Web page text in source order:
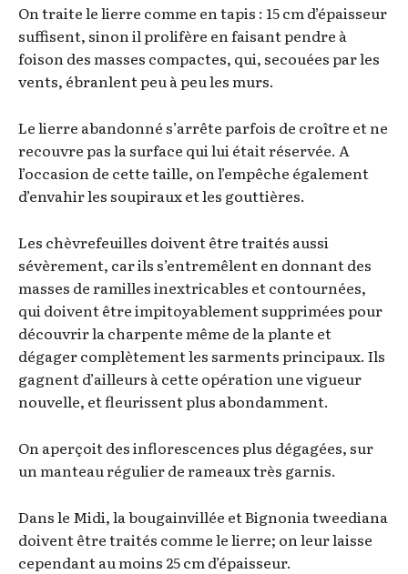
On traite le lierre comme en tapis : 15 cm d’épaisseur
suffisent, sinon il prolifère en faisant pendre à
foison des masses compactes, qui, secouées par les
vents, ébranlent peu à peu les murs.
Le lierre abandonné s’arrête parfois de croître et ne
recouvre pas la surface qui lui était réservée. A
l’occasion de cette taille, on l’empêche également
d’envahir les soupiraux et les gouttières.
Les chèvrefeuilles doivent être traités aussi
sévèrement, car ils s’entremêlent en donnant des
masses de ramilles inextricables et contournées,
qui doivent être impitoyablement supprimées pour
découvrir la charpente même de la plante et
dégager complètement les sarments principaux. Ils
gagnent d’ailleurs à cette opération une vigueur
nouvelle, et fleurissent plus abondamment.
On aperçoit des inflorescences plus dégagées, sur
un manteau régulier de rameaux très garnis.
Dans le Midi, la bougainvillée et Bignonia tweediana
doivent être traités comme le lierre; on leur laisse
cependant au moins 25 cm d’épaisseur.